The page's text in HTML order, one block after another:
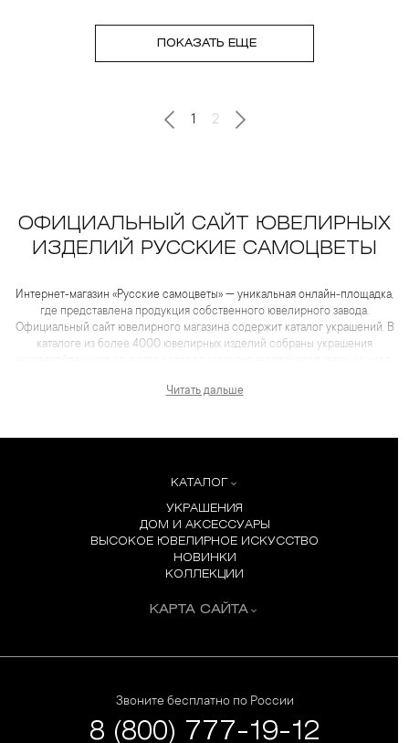
ПОКАЗАТЬ ЕЩЕ
1 2
ОФИЦИАЛЬНЫЙ САЙТ ЮВЕЛИРНЫХ
ИЗДЕЛИЙ РУССКИЕ САМОЦВЕТЫ
Интернет-магазин «Русские самоцветы» — уникальная онлайн-площадка,
где представлена продукция собственного ювелирного завода.
Официальный сайт ювелирного магазина содержит каталог украшений. В
каталоге из более 4000 ювелирных изделий собраны украшения
качественные фотографии и видеоматериалы, но и
Читать дальше
КАТАЛОГ
УКРАШЕНИЯ
ДОМ И АКСЕССУАРЫ
ВЫСОКОЕ ЮВЕЛИРНОЕ ИСКУССТВО
НОВИНКИ
КОЛЛЕКЦИИ
КАРТА САЙТА
Звоните бесплатно по России
8 (800) 777-19-12